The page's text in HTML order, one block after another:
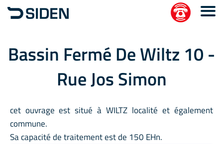
Bassin Fermé De Wiltz 10 -
Rue Jos Simon
cet ouvrage est situé à WILTZ localité et également
commune.
Sa capacité de traitement est de 150 EHn.